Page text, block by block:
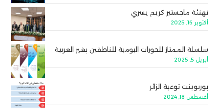
تهنئة ماجستير كريم يسري
أكتوبر 16, 2025
سلسلة الممتاز للحورات اليومية للناطقين بغير العربية
أبريل 5, 2025
بوربوينت توعية الزائر
أغسطس 18, 2024